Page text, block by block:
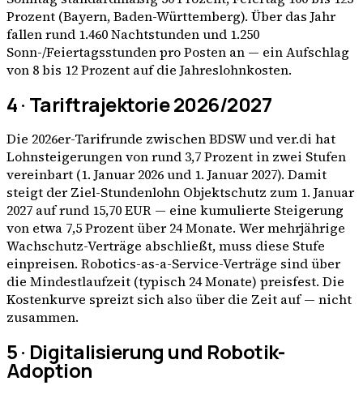
Prozent (Bayern, Baden-Württemberg). Über das Jahr
fallen rund 1.460 Nachtstunden und 1.250
Sonn-/Feiertagsstunden pro Posten an — ein Aufschlag
von 8 bis 12 Prozent auf die Jahreslohnkosten.
4 · Tariftrajektorie 2026/2027
Die 2026er-Tarifrunde zwischen BDSW und ver.di hat
Lohnsteigerungen von rund 3,7 Prozent in zwei Stufen
vereinbart (1. Januar 2026 und 1. Januar 2027). Damit
steigt der Ziel-Stundenlohn Objektschutz zum 1. Januar
2027 auf rund 15,70 EUR — eine kumulierte Steigerung
von etwa 7,5 Prozent über 24 Monate. Wer mehrjährige
Wachschutz-Verträge abschließt, muss diese Stufe
einpreisen. Robotics-as-a-Service-Verträge sind über
die Mindestlaufzeit (typisch 24 Monate) preisfest. Die
Kostenkurve spreizt sich also über die Zeit auf — nicht
zusammen.
5 · Digitalisierung und Robotik-
Adoption